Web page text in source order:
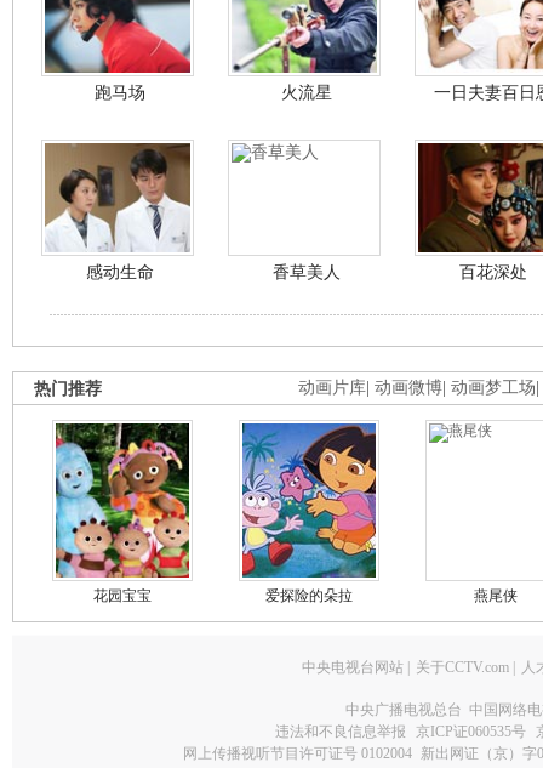
跑马场 火流星 一日夫妻百日
感动生命 香草美人 百花深处
动画片库 动画微博 动画梦工场
热门推荐
花园宝宝 爱探险的朵拉 燕尾侠
中央电视台网站 关于CCTV.com 人
中央广播电视总台 中国网络
违法和不良信息举报
京ICP证060535号
网上传播视听节目许可证号 0102004 新出网证（京）